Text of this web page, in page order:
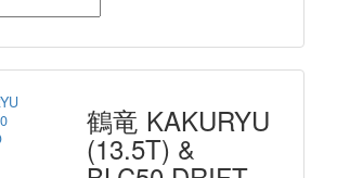
鶴竜 KAKURYU
(13.5T) &